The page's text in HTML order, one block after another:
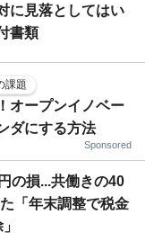
に見落としてはい
書類
課題
オープンイノベー
ダにする方法
Sponsored
の損...共働きの40
「年末調整で税金